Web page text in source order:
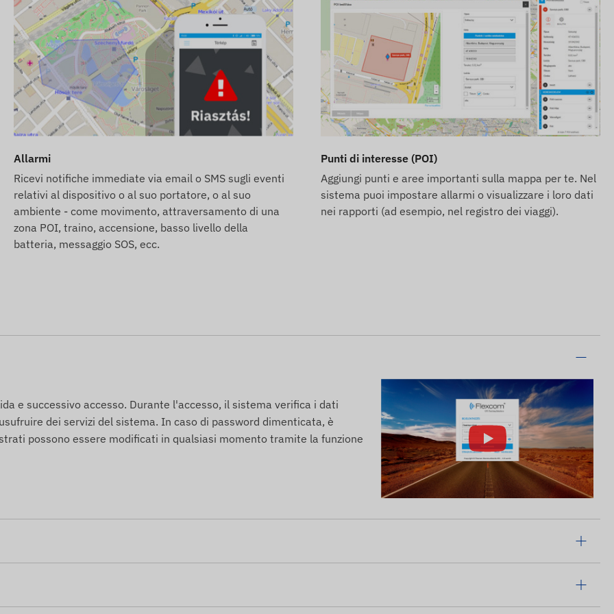
per monopattino
desktop e mobile per un anno
attiva con i sistemi di localizzazione
la raccolta e la trasmissione dei dati e la
utilizzo di software di tracciamento, con il sistema
tramite le reti degli operatori mobili, utilizzando
SIM e licenza software.
della manutenzione continua - non avrete
smontarlo, poiché potrebbe danneggiarsi e
il nostro servizio clienti per la riassegnazione
Allarmi
Ricevi notifiche immediate via email o SMS sugli eventi
relativi al dispositivo o al suo portatore, o al suo
ambiente - come movimento, attraversamento di una
zona POI, traino, accensione, basso livello della
batteria, messaggio SOS, ecc.
Punti di interesse (POI)
Aggiungi punti e aree importanti sulla mappa per te. Nel
sistema puoi impostare allarmi o visualizzare i loro dati
nei rapporti (ad esempio, nel registro dei viaggi).
e successivo accesso. Durante l'accesso, il sistema verifica i dati
dei servizi del sistema. In caso di password dimenticata, è
possono essere modificati in qualsiasi momento tramite la funzione